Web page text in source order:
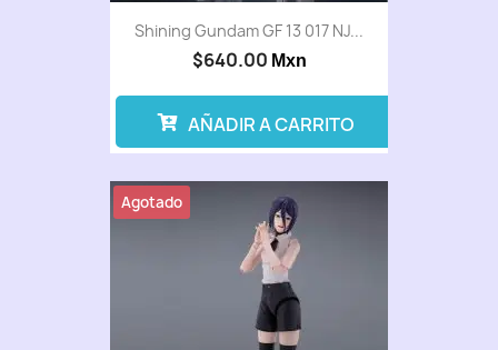
Shining Gundam GF 13 017 NJ...
$640.00 Mxn
AÑADIR A CARRITO
Agotado